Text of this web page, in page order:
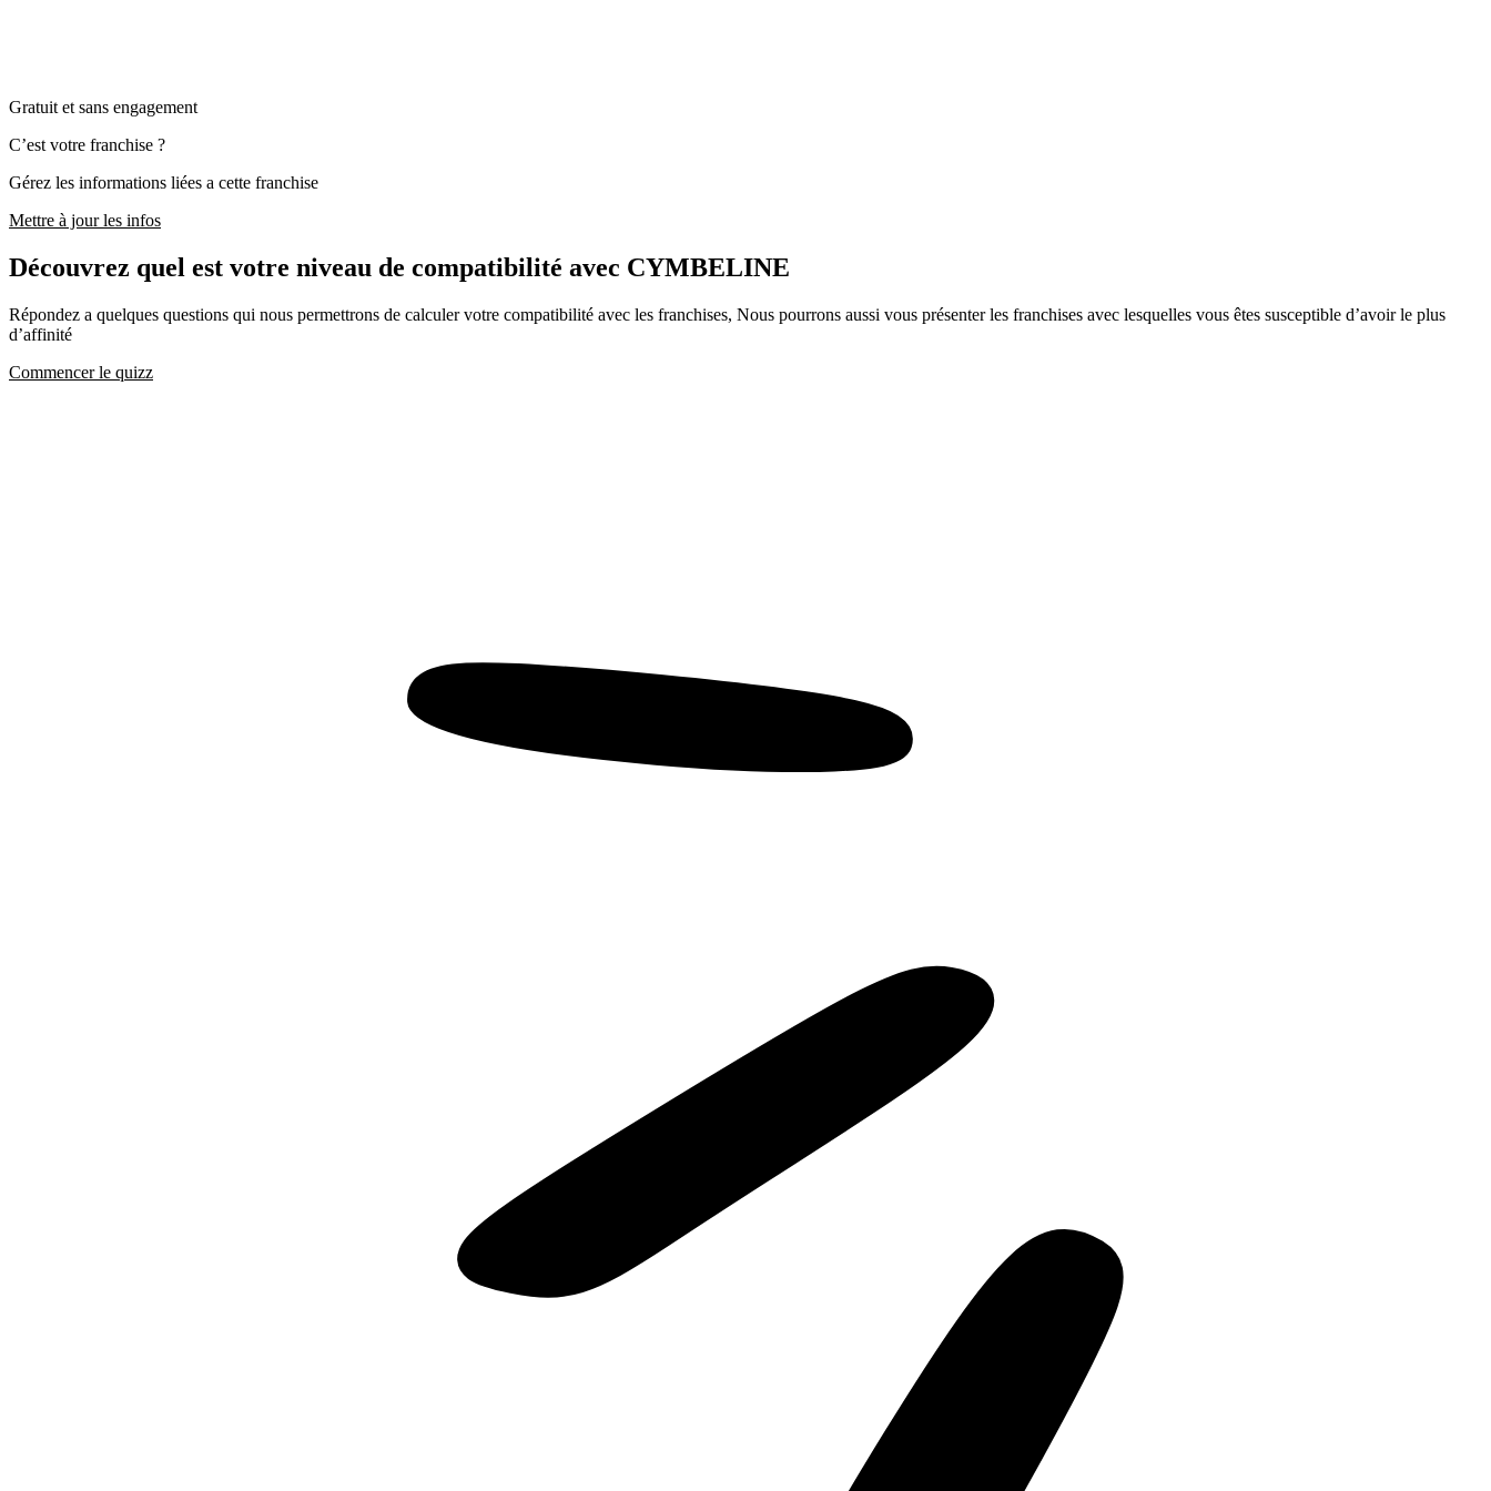
Gratuit et sans engagement
C’est votre franchise ?
Gérez les informations liées a cette franchise
Mettre à jour les infos
Découvrez quel est votre niveau de compatibilité avec CYMBELINE
Répondez a quelques questions qui nous permettrons de calculer votre compatibilité avec les franchises, Nous pourrons aussi vous présenter les franchises avec lesquelles vous êtes susceptible d’avoir le plus
d’affinité
Commencer le quizz